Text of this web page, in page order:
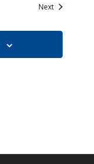
NextEvents